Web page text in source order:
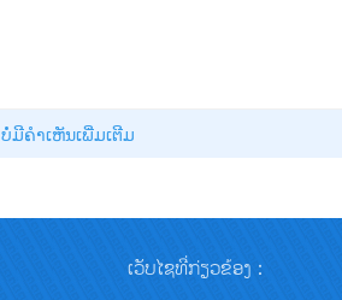
ບໍ່ມີຄໍາເຫັນເພີ່ມເຕີມ
ເວັບໄຊທີ່ກ່ຽວຂ້ອງ：